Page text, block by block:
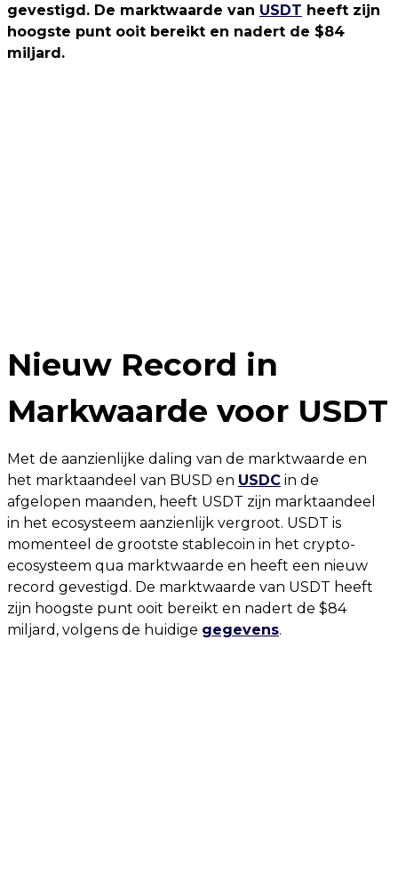
gevestigd. De marktwaarde van USDT heeft zijn
hoogste punt ooit bereikt en nadert de $84
miljard.
Nieuw Record in
Markwaarde voor USDT
Met de aanzienlijke daling van de marktwaarde en
het marktaandeel van BUSD en USDC in de
afgelopen maanden, heeft USDT zijn marktaandeel
in het ecosysteem aanzienlijk vergroot. USDT is
momenteel de grootste stablecoin in het crypto-
ecosysteem qua marktwaarde en heeft een nieuw
record gevestigd. De marktwaarde van USDT heeft
zijn hoogste punt ooit bereikt en nadert de $84
miljard, volgens de huidige gegevens.